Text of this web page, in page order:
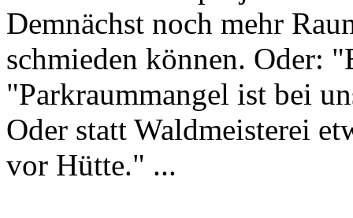
Demnächst noch mehr
schmieden können. Oder:
"Parkraummangel ist bei
Oder statt Waldmeisterei
vor Hütte." ...